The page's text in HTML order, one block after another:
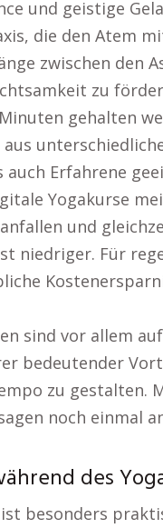
und geistige
die den Atem
zwischen den
zu
gehalten
Erfahrene
Yogakurse
und
niedriger. Für
sind vor allem
bedeutender
zu gestalten.
noch einmal
des
ist besonders